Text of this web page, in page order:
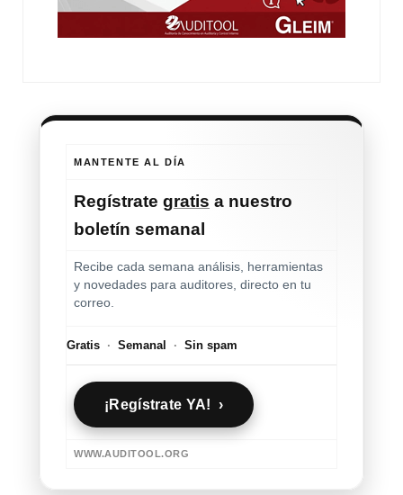
MANTENTE AL DÍA
Regístrate gratis a nuestro
boletín semanal
Recibe cada semana análisis, herramientas
y novedades para auditores, directo en tu
correo.
Gratis · Semanal · Sin spam
¡Regístrate YA! ›
WWW.AUDITOOL.ORG